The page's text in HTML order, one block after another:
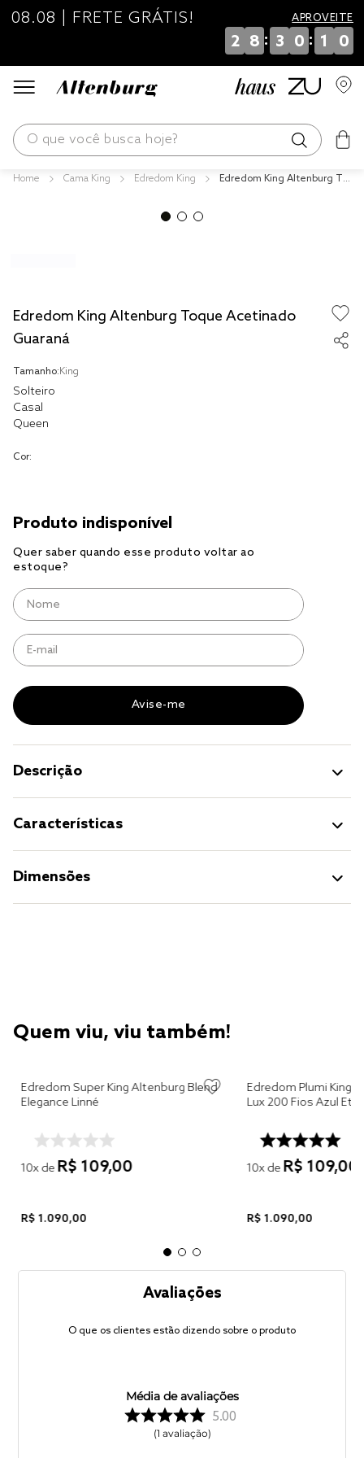
08.08 | FRETE GRÁTIS! APROVEITE
2 8 : 3 0 : 1 0
O que você busca hoje?
Cama King Edredom King
Edredom King Altenburg To
Edredom King Altenburg Toque Acetinado
Guaraná
Tamanho: King
Solteiro
Casal
Queen
Cor:
Descrição
Características
Dimensões
Quem viu, viu também!
Edredom Super King Altenburg Blend
Elegance Linné
10x de R$ 109,00
R$ 1.090,00
Edredom Plumi King Altenburg Algodão
Lux 200 Fios Azul
10x de R$ 109,00
R$ 1.090,00
Avaliações
O que os clientes estão dizendo sobre o produto
Média de avaliações
5.00
1 avaliação
jogos cama
travesseiro
solteiro king
tencel
cobre leito
cobertor